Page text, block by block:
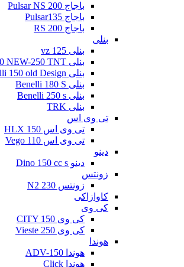
باجاج Pulsar NS 200
باجاج Pulsar135
باجاج RS 200
بنلی
بنلی 125 vz
بنلی Benelli 150 NEW-250 TNT
بنلی Benelli 150 old Design
بنلی Benelli 180 S
بنلی Benelli 250 s
بنلی TRK
تی وی اس
تی وی اس 150 HLX
تی وی اس Vego 110
دینو
دینو Dino 150 cc s
زونتس
زونتس N2 230
کاوازاکی
کی وی
کی وی CITY 150
کی وی Vieste 250
هوندا
هوندا ADV-150
هوندا Click